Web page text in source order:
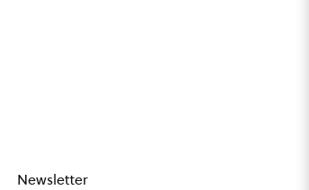
Newsletter